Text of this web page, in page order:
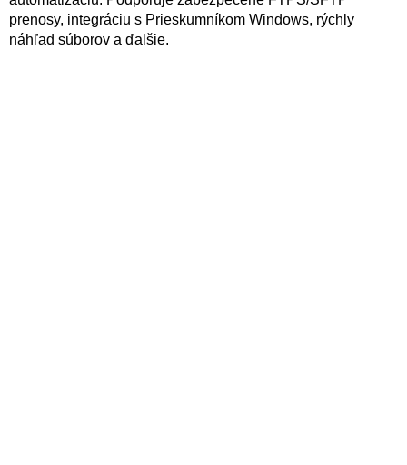
prenosy, integráciu s Prieskumníkom Windows, rýchly
náhľad súborov a ďalšie.